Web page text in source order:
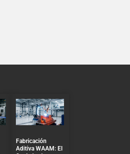
Fabricación
Aditiva WAAM: El